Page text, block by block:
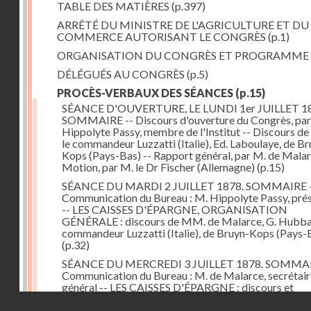
TABLE DES MATIÈRES (p.397)
ARRÊTÉ DU MINISTRE DE L'AGRICULTURE ET DU
COMMERCE AUTORISANT LE CONGRÈS (p.1)
ORGANISATION DU CONGRÈS ET PROGRAMME
DÉLÉGUÉS AU CONGRÈS (p.5)
PROCÈS-VERBAUX DES SÉANCES (p.15)
SÉANCE D'OUVERTURE, LE LUNDI 1er JUILLET
SOMMAIRE -- Discours d'ouverture du Congrès,
Hippolyte Passy, membre de l'Institut -- Discours
le commandeur Luzzatti (Italie), Ed. Laboulaye, de
Kops (Pays-Bas) -- Rapport général, par M. de
Motion, par M. le Dr Fischer (Allemagne) (p.15)
SÉANCE DU MARDI 2 JUILLET 1878. SOMMAIRE
Communication du Bureau : M. Hippolyte Passy,
-- LES CAISSES D'ÉPARGNE, ORGANISATION
GÉNÉRALE : discours de MM. de Malarce, G.
commandeur Luzzatti (Italie), de Bruyn-Kops (Pays-
(p.32)
SÉANCE DU MERCREDI 3 JUILLET 1878.
Communication du Bureau : M. de Malarce,
général -- LES CAISSES D'ÉPARGNE : discours et